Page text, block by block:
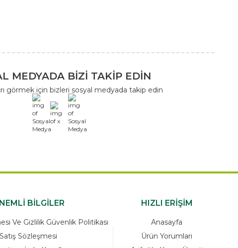
MEDYADA BİZİ TAKİP EDİN
görmek için bizleri sosyal medyada takip edin
x
BİLGİLER
Ve Gizlilik Güvenlik Politikası
Satış Sözleşmesi
HIZLI ERİŞİM
Anasayfa
Ürün Yorumları